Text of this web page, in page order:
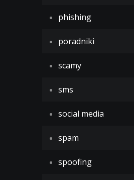
phishing
poradniki
scamy
sms
social media
spam
spoofing